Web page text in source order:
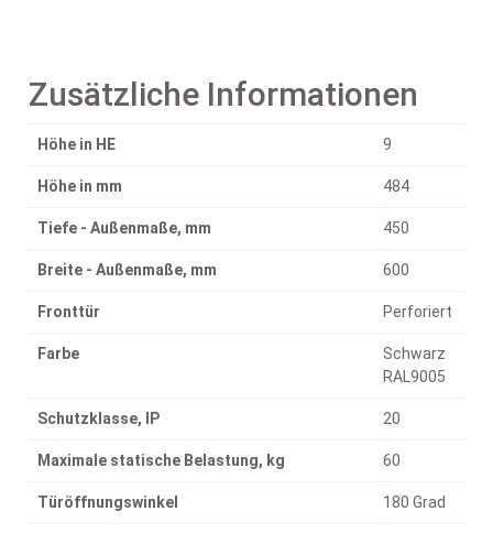
Zusätzliche Informationen
Höhe in HE 9
Höhe in mm 484
Tiefe - Außenmaße, mm 450
Breite - Außenmaße, mm 600
Fronttür Perforiert
Farbe
Schwarz
RAL9005
Schutzklasse, IP 20
Maximale statische Belastung, kg 60
Türöffnungswinkel 180 Grad